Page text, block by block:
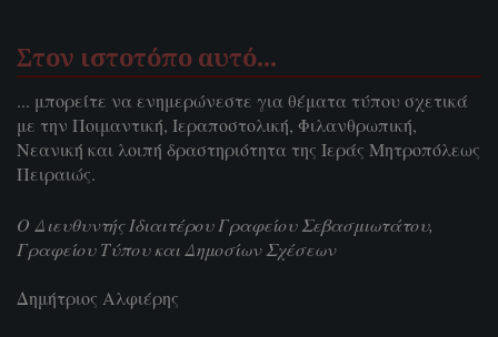
Στον ιστοτόπο αυτό…
... μπορείτε να ενημερώνεστε για θέματα τύπου σχετικά
με την Ποιμαντική, Ιεραποστολική, Φιλανθρωπική,
Νεανική και λοιπή δραστηριότητα της Ιεράς Μητροπόλεως
Πειραιώς.
Ο Διευθυντής Ιδιαιτέρου Γραφείου Σεβασμιωτάτου,
Γραφείου Τύπου και Δημοσίων Σχέσεων
Δημήτριος Αλφιέρης